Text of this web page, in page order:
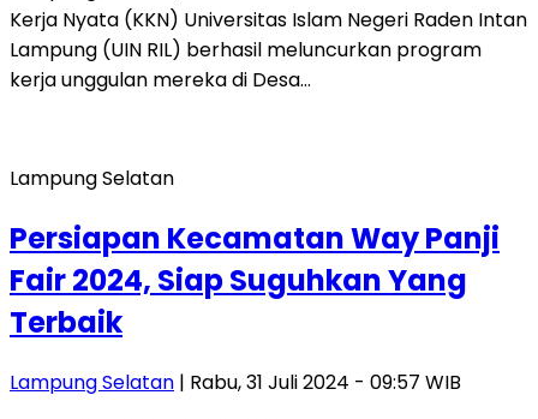
Kerja Nyata (KKN) Universitas Islam Negeri Raden Intan
Lampung (UIN RIL) berhasil meluncurkan program
kerja unggulan mereka di Desa…
Lampung Selatan
Persiapan Kecamatan Way Panji
Fair 2024, Siap Suguhkan Yang
Terbaik
Lampung Selatan | Rabu, 31 Juli 2024 - 09:57 WIB